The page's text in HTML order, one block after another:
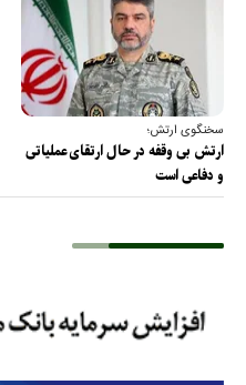
سخنگوی ارتش؛
ارتش بی وقفه در حال ارتقای عملیاتی
و دفاعی است